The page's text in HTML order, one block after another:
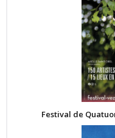
Festival de